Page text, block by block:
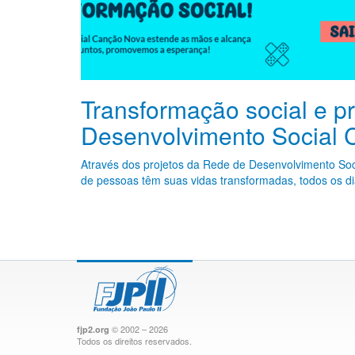
Transformação social e
Desenvolvimento Social
Através dos projetos da Rede de Desenvolvimento
de pessoas têm suas vidas transformadas, todos os
fjp2.org © 2002 – 2026
Todos os direitos reservados.